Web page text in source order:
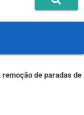
de paradas de